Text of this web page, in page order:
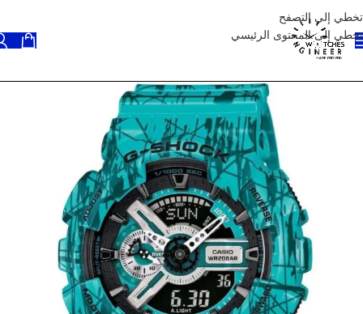
تخطي إلى التصفح
تخطي إلى المحتوى الرئيسي